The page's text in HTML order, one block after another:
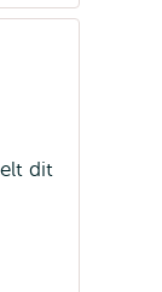
dit